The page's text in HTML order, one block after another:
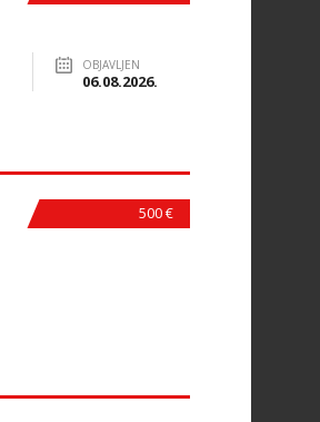
OBJAVLJEN
06.08.2026.
500 €